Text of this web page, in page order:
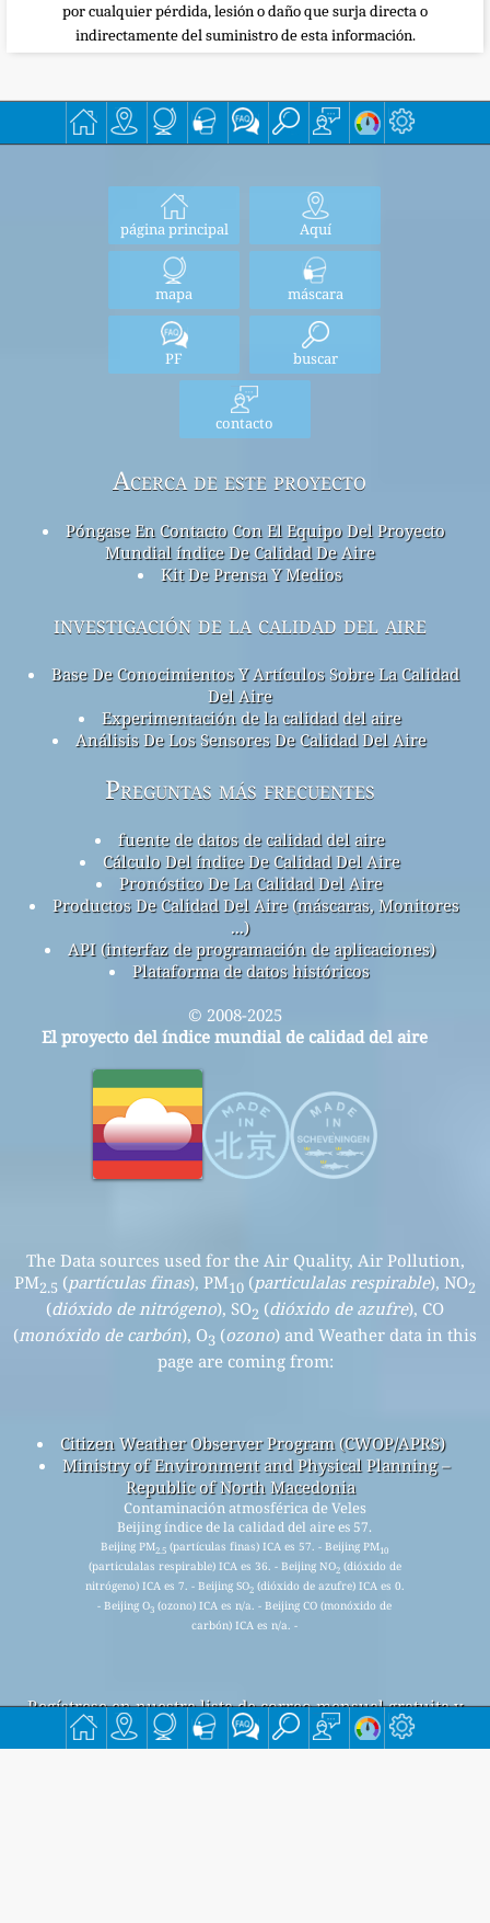
por cualquier pérdida, lesión o daño que surja directa o
indirectamente del suministro de esta información.
página principal Aquí
mapa máscara
PF buscar
contacto
Acerca de este proyecto
Póngase En Contacto Con El Equipo Del Proyecto
Mundial índice De Calidad De Aire
Kit De Prensa Y Medios
investigación de la calidad del aire
Base De Conocimientos Y Artículos Sobre La Calidad
Del Aire
Experimentación de la calidad del aire
Análisis De Los Sensores De Calidad Del Aire
Preguntas más frecuentes
fuente de datos de calidad del aire
Cálculo Del índice De Calidad Del Aire
Pronóstico De La Calidad Del Aire
Productos De Calidad Del Aire (máscaras, Monitores
...)
API (interfaz de programación de aplicaciones)
Plataforma de datos históricos
© 2008-2025
El proyecto del índice mundial de calidad del aire
The Data sources used for the Air Quality, Air Pollution,
PM2.5 (partículas finas), PM10 (particulalas respirable), NO2
(dióxido de nitrógeno), SO2 (dióxido de azufre), CO
(monóxido de carbón), O3 (ozono) and Weather data in this
page are coming from:
Citizen Weather Observer Program (CWOP/APRS)
Ministry of Environment and Physical Planning –
Republic of North Macedonia
Contaminación atmosférica de Veles
Beijing índice de la calidad del aire es 57.
Beijing PM2.5 (partículas finas) ICA es 57. - Beijing PM10
(particulalas respirable) ICA es 36. - Beijing NO2(dióxido de
nitrógeno) ICA es 7. - Beijing SO2(dióxido de azufre) ICA es 0.
- Beijing O3 (ozono) ICA es n/a. - Beijing CO (monóxido de
carbón) ICA es n/a. -
Regístrese en nuestra lista de correo mensual gratuita y
reciba notificaciones cuando haya nuevos artículos
disponibles.